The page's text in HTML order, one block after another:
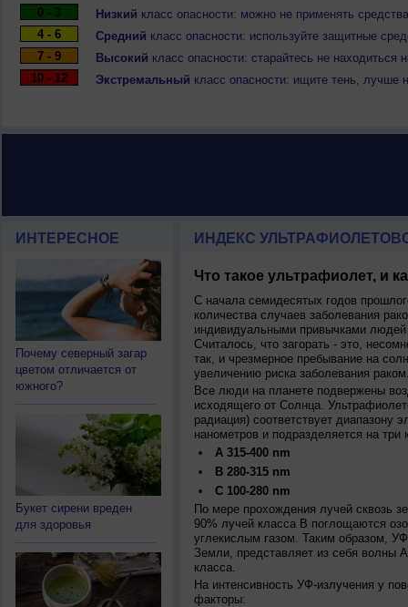
0 - 3
Низкий класс опасности: можно не применять
4 - 6
Средний класс опасности: используйте защитные
7 - 9
Высокий класс опасности: старайтесь не
10 - 12
Экстремальный класс опасности: ищите тень, лучше
ИНТЕРЕСНОЕ
Почему северный загар
цветом отличается от
южного?
Букет сирени вреден
для здоровья
ИНДЕКС
Что такое ультрафиолет, и
С начала семидесятых годов
количества случаев заболевания
индивидуальными привычками
Считалось, что загорать - это,
так, и чрезмерное пребывание на
увеличению риска заболевания
Все люди на планете подвержены
исходящего от Солнца.
радиация) соответствует диапазону
нанометров и подразделяется на три
A 315-400 nm
B 280-315 nm
C 100-280 nm
По мере прохождения лучей сквозь
90% лучей класса B поглощаются
углекислым газом. Таким образом,
Земли, представляет из себя волны
класса.
На интенсивность УФ-излучения у
факторы: